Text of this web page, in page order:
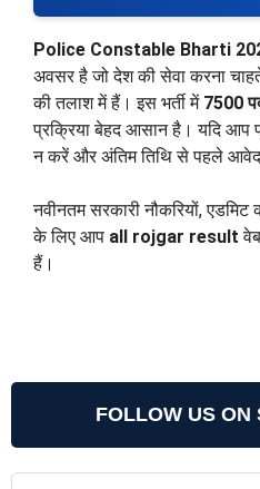
Police Constable Bharti
अवसर है जो देश की सेवा करना
की तलाश में हैं। इस भर्ती में 7500
प्रक्रिया बेहद आसान है। यदि आप
न करें और अंतिम तिथि से पहले
नवीनतम सरकारी नौकरियों,
के लिए आप all rojgar result
हैं।
FOLLOW US ON